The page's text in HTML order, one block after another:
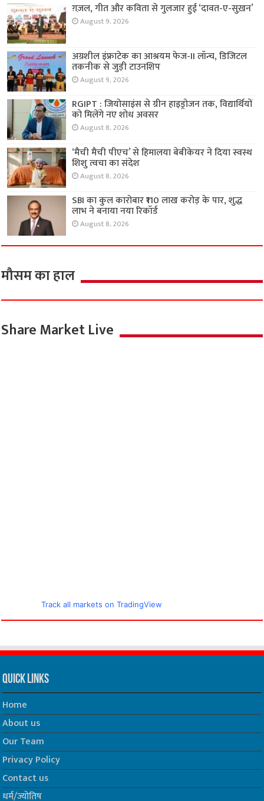
ग़ज़ल, गीत और कविता से गुलजार हुई ‘दावत-ए-सुख़न’
August 9, 2026
अग्रशील इंफ्राटेक का आश्रयम फेज-II लॉन्च, डिजिटल
तकनीक से जुड़ी टाउनशिप
August 9, 2026
RGIPT : जियोसाइंस से ग्रीन हाइड्रोजन तक, विद्यार्थियों
को मिलेंगे नए शोध अवसर
August 8, 2026
‘मैची मैची पीएच’ से हिमालया बेबीकेयर ने दिया स्वस्थ
शिशु त्वचा का संदेश
August 8, 2026
SBI का कुल कारोबार ₹110 लाख करोड़ के पार, शुद्ध
लाभ ने बनाया नया रिकॉर्ड
August 8, 2026
मौसम का हाल
Share Market Live
Track all markets on TradingView
Quick Links
Home
About us
Our Team
Privacy Policy
Contact us
धर्म/ज्योतिष